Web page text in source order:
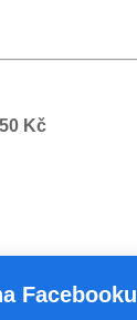
Kč
Facebooku